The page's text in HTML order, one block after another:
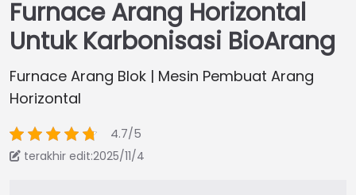
Furnace Arang Horizontal
Untuk Karbonisasi BioArang
Furnace Arang Blok | Mesin Pembuat Arang
Horizontal
4.7/5
terakhir edit:2025/11/4